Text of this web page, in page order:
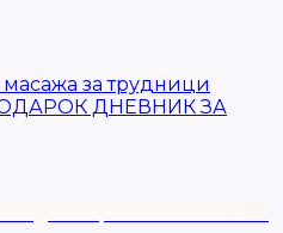
масажа за трудници
ДНЕВНИК ЗА